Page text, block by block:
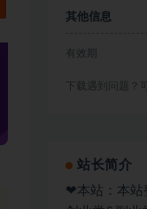
其他信息
有效期
下载遇到问题？
站长简介
❤本站：本站